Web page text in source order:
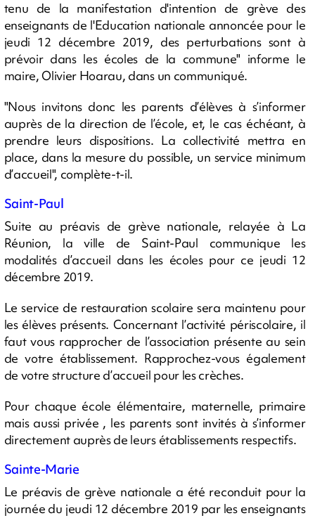
tenu de la manifestation d'intention de grève des
enseignants de l'Education nationale annoncée pour le
jeudi 12 décembre 2019, des perturbations sont à
prévoir dans les écoles de la commune" informe le
maire, Olivier Hoarau, dans un communiqué.
"Nous invitons donc les parents d’élèves à s’informer
auprès de la direction de l’école, et, le cas échéant, à
prendre leurs dispositions. La collectivité mettra en
place, dans la mesure du possible, un service minimum
d’accueil", complète-t-il.
Saint-Paul
Suite au préavis de grève nationale, relayée à La
Réunion, la ville de Saint-Paul communique les
modalités d’accueil dans les écoles pour ce jeudi 12
décembre 2019.
Le service de restauration scolaire sera maintenu pour
les élèves présents. Concernant l’activité périscolaire, il
faut vous rapprocher de l’association présente au sein
de votre établissement. Rapprochez-vous également
de votre structure d’accueil pour les crèches.
Pour chaque école élémentaire, maternelle, primaire
mais aussi privée , les parents sont invités à s’informer
directement auprès de leurs établissements respectifs.
Sainte-Marie
Le préavis de grève nationale a été reconduit pour la
journée du jeudi 12 décembre 2019 par les enseignants